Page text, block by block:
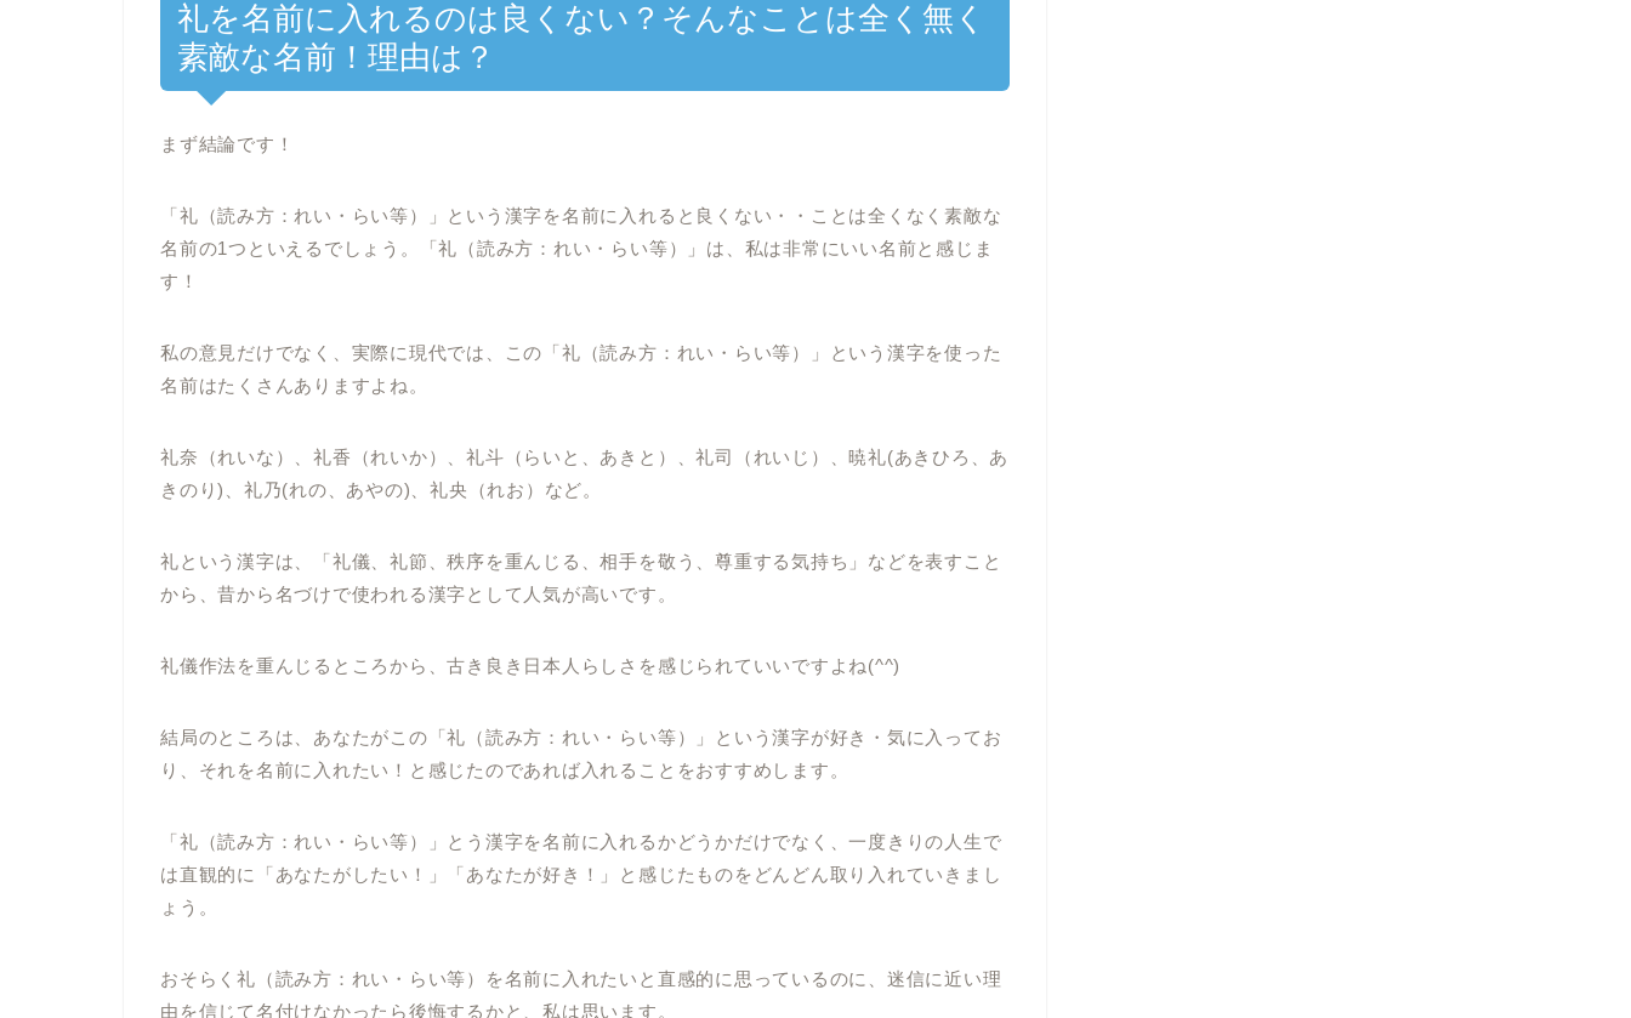
礼を名前に入れるのは良くない？そんなことは全く無く
素敵な名前！理由は？
まず結論です！
「礼（読み方：れい・らい等）」という漢字を名前に入れると良くない・・ことは全くなく素敵な
名前の1つといえるでしょう。「礼（読み方：れい・らい等）」は、私は非常にいい名前と感じま
す！
私の意見だけでなく、実際に現代では、この「礼（読み方：れい・らい等）」という漢字を使った
名前はたくさんありますよね。
礼奈（れいな）、礼香（れいか）、礼斗（らいと、あきと）、礼司（れいじ）、暁礼(あきひろ、あ
きのり)、礼乃(れの、あやの)、礼央（れお）など。
礼という漢字は、「礼儀、礼節、秩序を重んじる、相手を敬う、尊重する気持ち」などを表すこと
から、昔から名づけで使われる漢字として人気が高いです。
礼儀作法を重んじるところから、古き良き日本人らしさを感じられていいですよね(^^)
結局のところは、あなたがこの「礼（読み方：れい・らい等）」という漢字が好き・気に入ってお
り、それを名前に入れたい！と感じたのであれば入れることをおすすめします。
「礼（読み方：れい・らい等）」とう漢字を名前に入れるかどうかだけでなく、一度きりの人生で
は直観的に「あなたがしたい！」「あなたが好き！」と感じたものをどんどん取り入れていきまし
ょう。
おそらく礼（読み方：れい・らい等）を名前に入れたいと直感的に思っているのに、迷信に近い理
由を信じて名付けなかったら後悔するかと、私は思います。